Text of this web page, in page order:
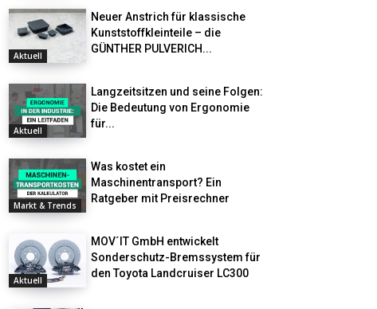
Aktuell
Neuer Anstrich für klassische
Kunststoffkleinteile – die
GÜNTHER PULVERICH...
Aktuell
Langzeitsitzen und seine Folgen:
Die Bedeutung von Ergonomie
für...
Markt & Trends
Was kostet ein
Maschinentransport? Ein
Ratgeber mit Preisrechner
Aktuell
MOV´IT GmbH entwickelt
Sonderschutz-Bremssystem für
den Toyota Landcruiser LC300